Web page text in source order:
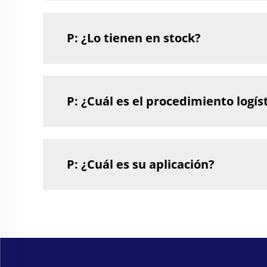
P: ¿Lo tienen en stock?
P: ¿Cuál es el procedimiento
P: ¿Cuál es su aplicación?